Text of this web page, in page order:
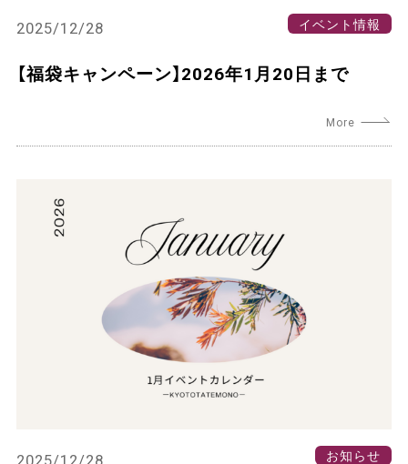
2025/12/28 イベント情報
【福袋キャンペーン】2026年1月20日まで
2025/12/28 お知らせ